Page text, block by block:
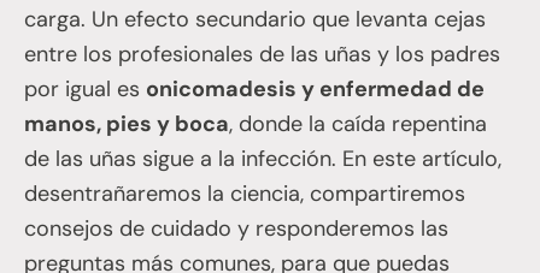
carga. Un efecto secundario que levanta cejas
entre los profesionales de las uñas y los padres
por igual es onicomadesis y enfermedad de
manos, pies y boca, donde la caída repentina
de las uñas sigue a la infección. En este artículo,
desentrañaremos la ciencia, compartiremos
consejos de cuidado y responderemos las
preguntas más comunes, para que puedas